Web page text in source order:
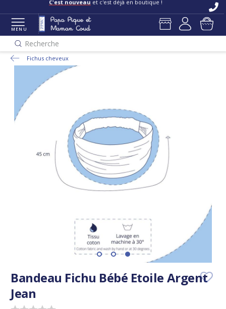
C'est nouveau et c'est déjà en boutique !
MENU
Recherche
Fichus cheveux
Bandeau Fichu Bébé Etoile Argent
Jean